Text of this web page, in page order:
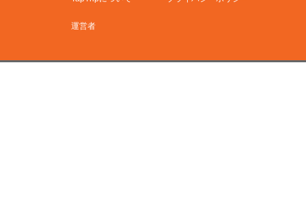
運営者